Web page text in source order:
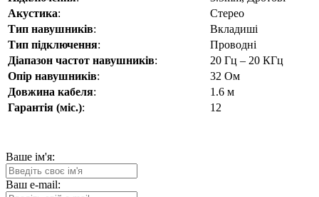
Акустика:
Стерео
Тип навушників:
Вкладиші
Тип підключення:
Проводні
Діапазон частот навушників:
20 Гц – 20 КГц
Опір навушників:
32 Ом
Довжина кабеля:
1.6 м
Гарантія (міс.): 12
Ваше ім'я:
Ваш e-mail: